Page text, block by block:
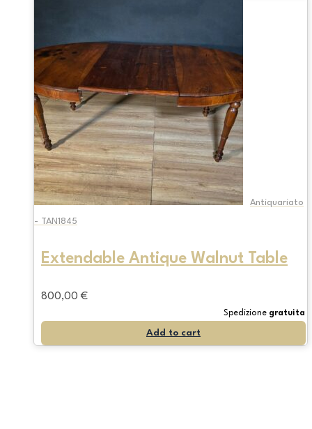
Antiquariato
- TAN1845
Extendable Antique Walnut Table
800,00 €
Spedizione gratuita
Add to cart